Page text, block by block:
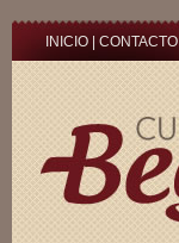
INICIO CONTACTO